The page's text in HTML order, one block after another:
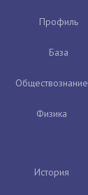
Профиль
База
Обществознание
Физика
История